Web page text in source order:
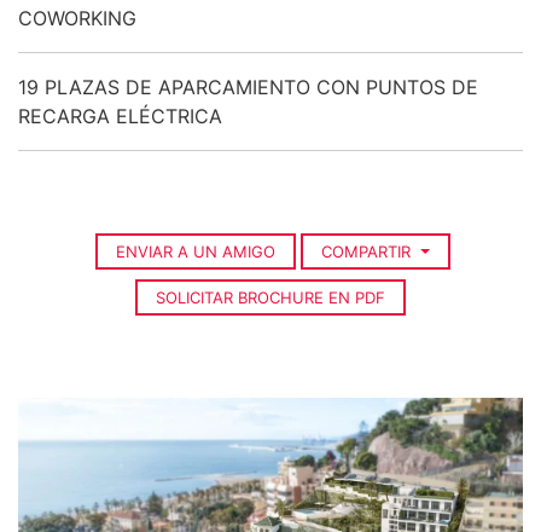
COWORKING
19 PLAZAS DE APARCAMIENTO CON PUNTOS DE
RECARGA ELÉCTRICA
ENVIAR A UN AMIGO COMPARTIR
SOLICITAR BROCHURE EN PDF